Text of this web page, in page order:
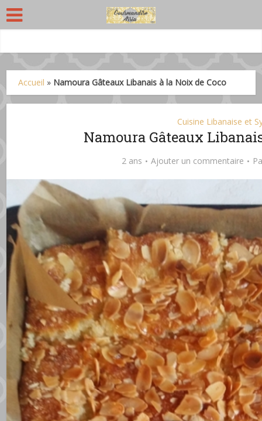
Accueil » Namoura Gâteaux Libanais à la Noix de Coco
Cuisine Libanaise et
Namoura Gâteaux
2 ans Ajouter un commentaire